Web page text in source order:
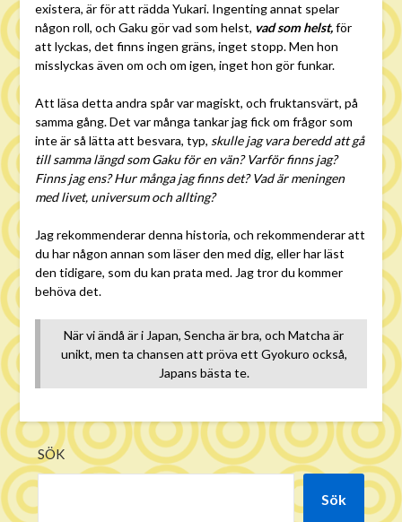
existera, är för att rädda Yukari. Ingenting annat spelar
någon roll, och Gaku gör vad som helst, vad som helst,för
att lyckas, det finns ingen gräns, inget stopp. Men hon
misslyckas även om och om igen, inget hon gör funkar.
Att läsa detta andra spår var magiskt, och fruktansvärt, på
samma gång. Det var många tankar jag fick om frågor som
inte är så lätta att besvara, typ, skulle jag vara beredd att gå
till samma längd som Gaku för en vän? Varför finns jag?
Finns jag ens? Hur många jag finns det? Vad är meningen
med livet, universum och allting?
Jag rekommenderar denna historia, och rekommenderar att
du har någon annan som läser den med dig, eller har läst
den tidigare, som du kan prata med. Jag tror du kommer
behöva det.
När vi ändå är i Japan, Sencha är bra, och Matcha är
unikt, men ta chansen att pröva ett Gyokuro också,
Japans bästa te.
SÖK
Sök